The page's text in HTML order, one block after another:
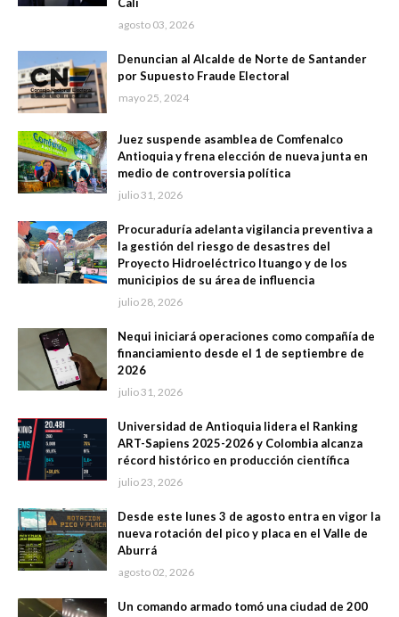
agosto 03, 2026
Denuncian al Alcalde de Norte de Santander
por Supuesto Fraude Electoral
mayo 25, 2024
Juez suspende asamblea de Comfenalco
Antioquia y frena elección de nueva junta en
medio de controversia política
julio 31, 2026
Procuraduría adelanta vigilancia preventiva a
la gestión del riesgo de desastres del
Proyecto Hidroeléctrico Ituango y de los
municipios de su área de influencia
julio 28, 2026
Nequi iniciará operaciones como compañía de
financiamiento desde el 1 de septiembre de
2026
julio 31, 2026
Universidad de Antioquia lidera el Ranking
ART-Sapiens 2025-2026 y Colombia alcanza
récord histórico en producción científica
julio 23, 2026
Desde este lunes 3 de agosto entra en vigor la
nueva rotación del pico y placa en el Valle de
Aburrá
agosto 02, 2026
Un comando armado tomó una ciudad de 200